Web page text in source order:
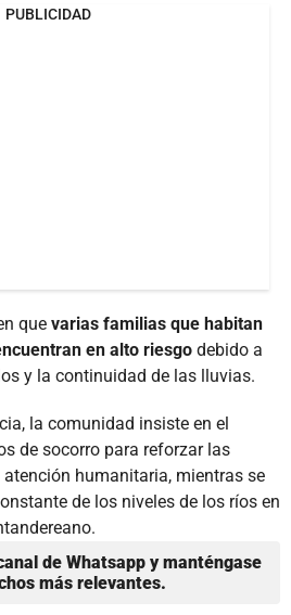
PUBLICIDAD
que varias familias que habitan
en alto riesgo debido a
y la continuidad de las lluvias.
la comunidad insiste en el
de socorro para reforzar las
humanitaria, mientras se
de los niveles de los ríos en
de Whatsapp y manténgase
más relevantes.